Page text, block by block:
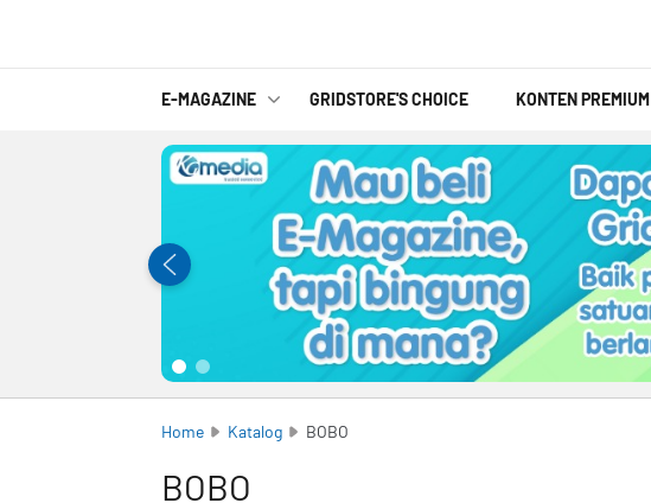
E-MAGAZINE GRIDSTORE'S CHOICE KONTEN PREMIUM
Home Katalog BOBO
BOBO